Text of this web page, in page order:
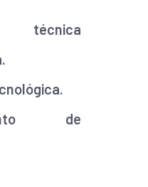
técnica
de